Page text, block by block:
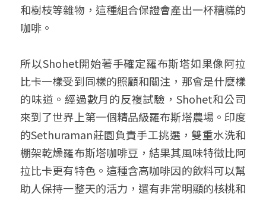
和樹枝等雜物，這種組合保證會產出一杯糟糕的
咖啡。
所以Shohet開始著手確定羅布斯塔如果像阿拉
比卡一樣受到同樣的照顧和關注，那會是什麼樣
的味道。經過數月的反複試驗，Shohet和公司
來到了世界上第一個精品級羅布斯塔農場。印度
的Sethuraman莊園負責手工挑選，雙重水洗和
棚架乾燥羅布斯塔咖啡豆，結果其風味特徵比阿
拉比卡更有特色。這種含高咖啡因的飲料可以幫
助人保持一整天的活力，還有非常明顯的核桃和